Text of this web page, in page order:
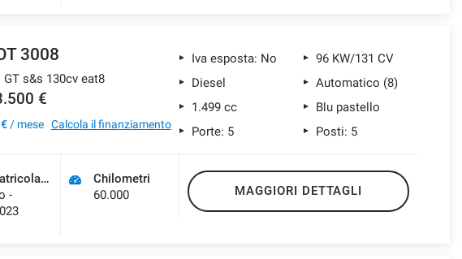
3008
GT s&s 130cv eat8
€
/ mese Calcola il finanziamento
Iva esposta: No
96 KW/131 CV
Diesel
Automatico (8)
1.499 cc
Blu pastello
Porte: 5
Posti: 5
Immatricolazione
-
Chilometri
60.000
MAGGIORI DETTAGLI